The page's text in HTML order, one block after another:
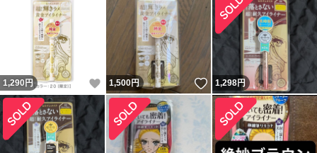
1,290 円 いいね！
1,500円 いいね！
1,298円